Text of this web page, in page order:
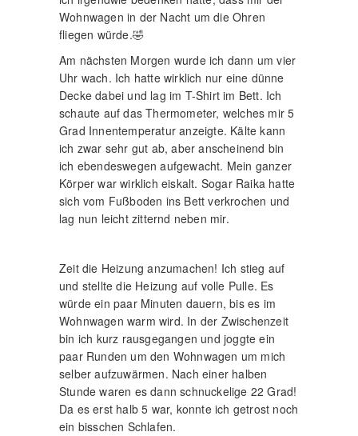
Wohnwagen in der Nacht um die Ohren
fliegen würde.🤣
Am nächsten Morgen wurde ich dann um vier
Uhr wach. Ich hatte wirklich nur eine dünne
Decke dabei und lag im T-Shirt im Bett. Ich
schaute auf das Thermometer, welches mir 5
Grad Innentemperatur anzeigte. Kälte kann
ich zwar sehr gut ab, aber anscheinend bin
ich ebendeswegen aufgewacht. Mein ganzer
Körper war wirklich eiskalt. Sogar Raika hatte
sich vom Fußboden ins Bett verkrochen und
lag nun leicht zitternd neben mir.
Zeit die Heizung anzumachen! Ich stieg auf
und stellte die Heizung auf volle Pulle. Es
würde ein paar Minuten dauern, bis es im
Wohnwagen warm wird. In der Zwischenzeit
bin ich kurz rausgegangen und joggte ein
paar Runden um den Wohnwagen um mich
selber aufzuwärmen. Nach einer halben
Stunde waren es dann schnuckelige 22 Grad!
Da es erst halb 5 war, konnte ich getrost noch
ein bisschen Schlafen.